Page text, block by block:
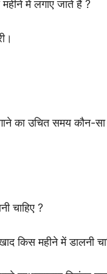
में लगाए जाते हैं ?
का उचित समय कौन-
चाहिए ?
किस महीने में डालनी